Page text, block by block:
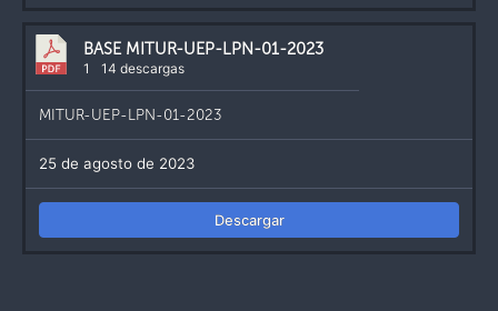
BASE MITUR-UEP-LPN-01-2023
1 14 descargas
MITUR-UEP-LPN-01-2023
25 de agosto de 2023
Descargar